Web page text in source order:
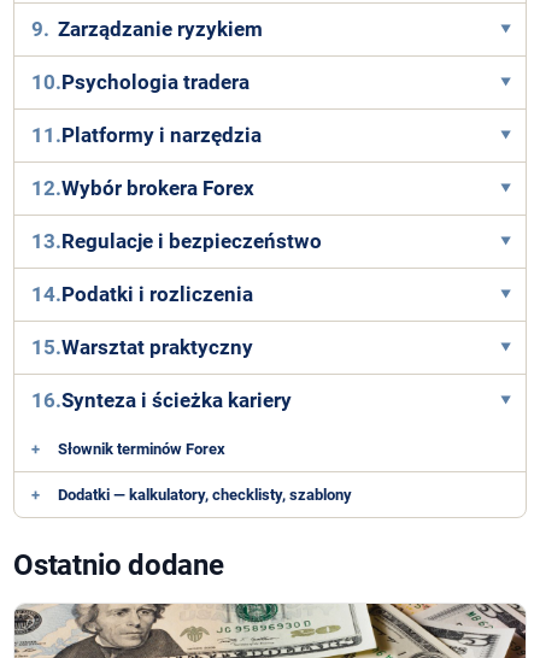
9. Zarządzanie ryzykiem
10.Psychologia tradera
11.Platformy i narzędzia
12.Wybór brokera Forex
13.Regulacje i bezpieczeństwo
14.Podatki i rozliczenia
15.Warsztat praktyczny
16.Synteza i ścieżka kariery
+ Słownik terminów Forex
+ Dodatki — kalkulatory, checklisty, szablony
Ostatnio dodane